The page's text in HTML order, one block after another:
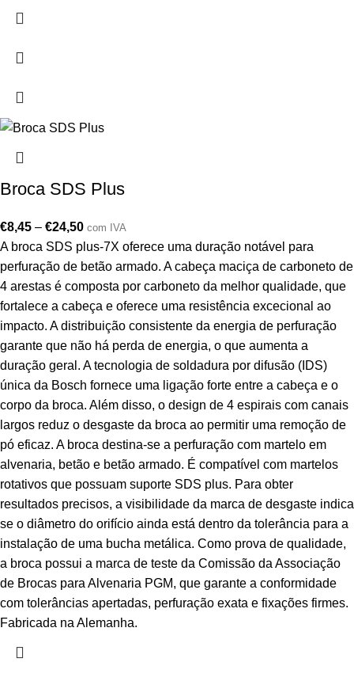
Broca SDS Plus
€8,45 – €24,50 com IVA
A broca SDS plus-7X oferece uma duração notável para
perfuração de betão armado. A cabeça maciça de carboneto de
4 arestas é composta por carboneto da melhor qualidade, que
fortalece a cabeça e oferece uma resistência excecional ao
impacto. A distribuição consistente da energia de perfuração
garante que não há perda de energia, o que aumenta a
duração geral. A tecnologia de soldadura por difusão (IDS)
única da Bosch fornece uma ligação forte entre a cabeça e o
corpo da broca. Além disso, o design de 4 espirais com canais
largos reduz o desgaste da broca ao permitir uma remoção de
pó eficaz. A broca destina-se a perfuração com martelo em
alvenaria, betão e betão armado. É compatível com martelos
rotativos que possuam suporte SDS plus. Para obter
resultados precisos, a visibilidade da marca de desgaste indica
se o diâmetro do orifício ainda está dentro da tolerância para a
instalação de uma bucha metálica. Como prova de qualidade,
a broca possui a marca de teste da Comissão da Associação
de Brocas para Alvenaria PGM, que garante a conformidade
com tolerâncias apertadas, perfuração exata e fixações firmes.
Fabricada na Alemanha.